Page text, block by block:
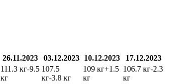
26.11.2023 03.12.2023 10.12.2023
17.12.2023
111.3 кг-9.5
кг
107.5
кг-3.8 кг
109 кг+1.5
кг
106.7 кг-2.3
кг